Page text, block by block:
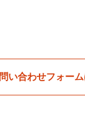
い合わせフォー